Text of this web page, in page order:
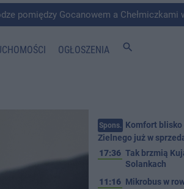
Gocanowem a Chełmiczkami w gminie Kruszwica
OGŁOSZENIA search
Spons. Komfort blisko
Zielnego już w
17:36 Tak brzmią
Solankach
11:16 Mikrobus w